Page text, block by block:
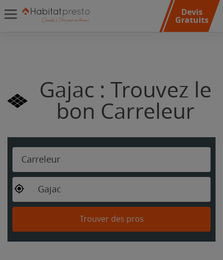
Devis
Gratuits
Gajac : Trouvez le
bon Carreleur
Carreleur
Gajac
Trouver des pros